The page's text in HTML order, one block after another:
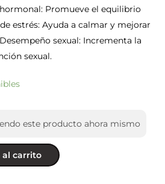
Promueve el equilibrio
estrés: Ayuda a calmar y mejorar
sexual: Incrementa la
sexual.
este producto ahora mismo
al carrito